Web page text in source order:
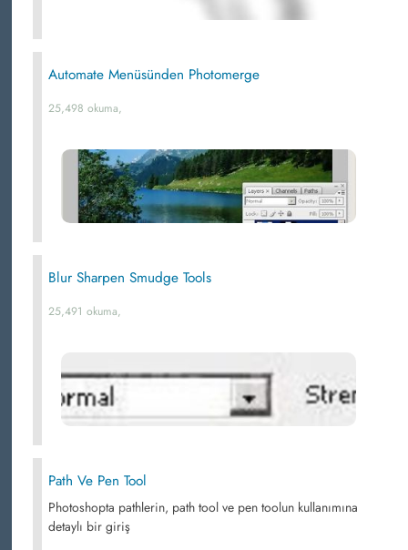
Automate Menüsünden Photomerge
25,498 okuma,
Blur Sharpen Smudge Tools
25,491 okuma,
Path Ve Pen Tool
Photoshopta pathlerin, path tool ve pen toolun kullanımına
detaylı bir giriş